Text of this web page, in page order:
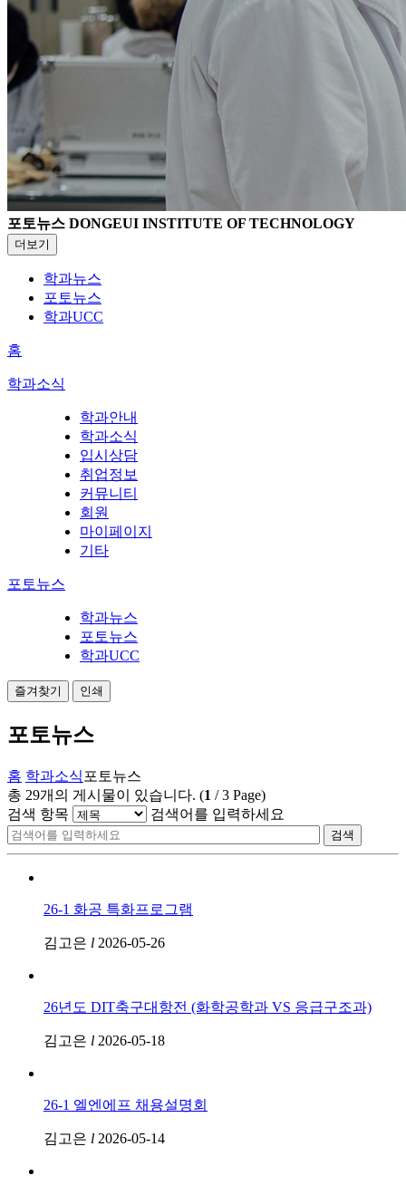
포토뉴스 DONGEUI INSTITUTE OF TECHNOLOGY
더보기
학과뉴스
포토뉴스
학과UCC
홈
학과소식
학과안내
학과소식
입시상담
취업정보
커뮤니티
회원
마이페이지
기타
포토뉴스
학과뉴스
포토뉴스
학과UCC
즐겨찾기 인쇄
포토뉴스
홈 학과소식 포토뉴스
총 29개의 게시물이 있습니다. (1 /3 Page)
검색 항목
검색어를 입력하세요
검색
26-1 화공 특화프로그램
김고은 l 2026-05-26
26년도 DIT축구대항전 (화학공학과 VS 응급구조과)
김고은 l 2026-05-18
26-1 엘엔에프 채용설명회
김고은 l 2026-05-14